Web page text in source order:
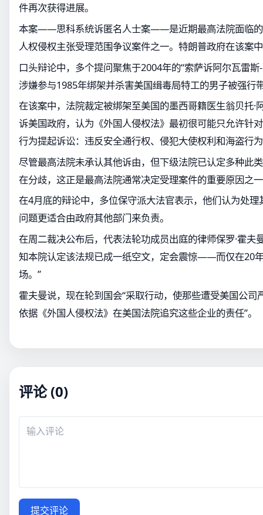
件再次获得进展。
本案——思科系统诉匿名人士案——是近期最高法院面临的
人权侵权主张受理范围争议案件之一。特朗普政府在该案
口头辩论中，多个提问聚焦于2004年的“索萨诉阿尔瓦雷
涉嫌参与1985年绑架并杀害美国缉毒局特工的男子被强行
在该案中，法院裁定被绑架至美国的墨西哥籍医生翁贝托·
诉美国政府，认为《外国人侵权法》最初很可能只允许针
行为提起诉讼：违反安全通行权、侵犯大使权利和海盗行
尽管最高法院未承认其他诉由，但下级法院已认定多种此
在分歧，这正是最高法院通常决定受理案件的重要原因之
在4月底的辩论中，多位保守派大法官表示，他们认为处
问题更适合由政府其他部门来负责。
在周二裁决公布后，代表法轮功成员出庭的律师保罗·霍夫
知本院认定该法规已成一纸空文，定会震惊——而仅在20
场。”
霍夫曼说，现在轮到国会“采取行动，使那些遭受美国公司
依据《外国人侵权法》在美国法院追究这些企业的责任”。
评论 (0)
提交评论